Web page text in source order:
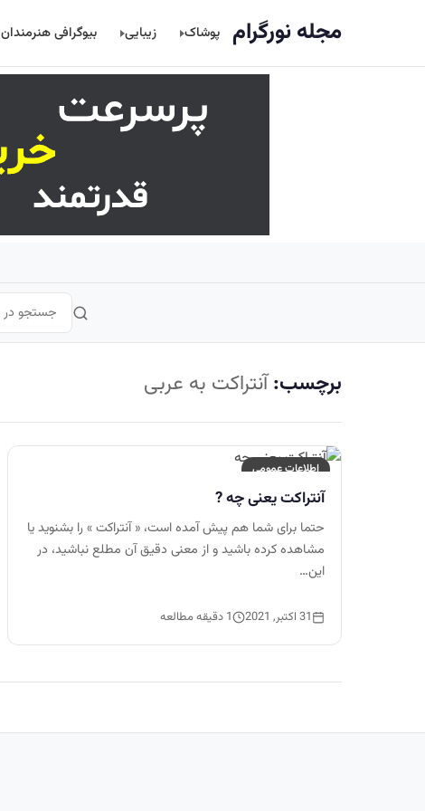
مجله نورگرام پوشاک زیبایی بیوگرافی هنرمندان
برچسب:آنتراکت به عربی
اطلاعات عمومی
آنتراکت یعنی چه ?
حتما برای شما هم پیش آمده است، « آنتراکت » را بشنوید یا
مشاهده کرده باشید و از معنی دقیق آن مطلع نباشید، در
این…
31 اکتبر, 2021 1 دقیقه مطالعه